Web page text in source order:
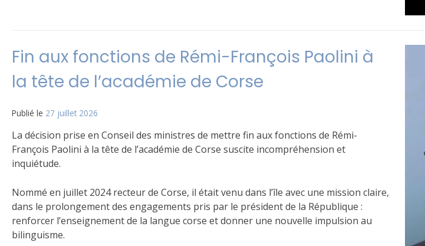
Fin aux fonctions de Rémi-François Paolini à
la tête de l’académie de Corse
Publié le 27 juillet 2026
La décision prise en Conseil des ministres de mettre fin aux fonctions de Rémi-
François Paolini à la tête de l’académie de Corse suscite incompréhension et
inquiétude.
Nommé en juillet 2024 recteur de Corse, il était venu dans l’île avec une mission claire,
dans le prolongement des engagements pris par le président de la République :
renforcer l’enseignement de la langue corse et donner une nouvelle impulsion au
bilinguisme.